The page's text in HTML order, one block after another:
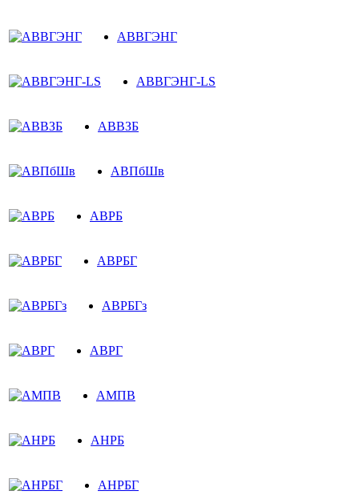
АВВГЭНГ
АВВГЭНГ-LS
АВВЗБ
АВПбШв
АВРБ
АВРБГ
АВРБГз
АВРГ
АМПВ
АНРБ
АНРБГ